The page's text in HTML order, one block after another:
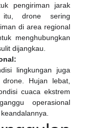
pengiriman jarak
drone sering
di area regional
menghubungkan
dijangkau.
lingkungan juga
Hujan lebat,
cuaca ekstrem
operasional